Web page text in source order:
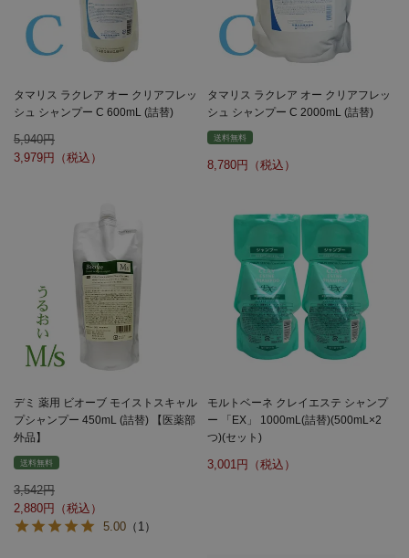
タマリス ラクレア オー クリアフレッ
シュ シャンプー C 600mL (詰替)
5,940
3,979
タマリス ラクレア オー クリアフレッ
シュ シャンプー C 2000mL (詰替)
送料無料
8,780
デミ 薬用 ビオーブ モイストスキャル
プシャンプー 450mL (詰替) 【医薬部
外品】
送料無料
3,542
2,880
5.00 （1）
モルトベーネ クレイエステ シャンプ
ー 「EX」 1000mL(詰替)(500mL×2
つ)(セット)
3,001